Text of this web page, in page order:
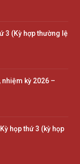
3 (Kỳ hợp thường lệ
nhiệm kỳ 2026 –
họp thứ 3 (kỳ họp